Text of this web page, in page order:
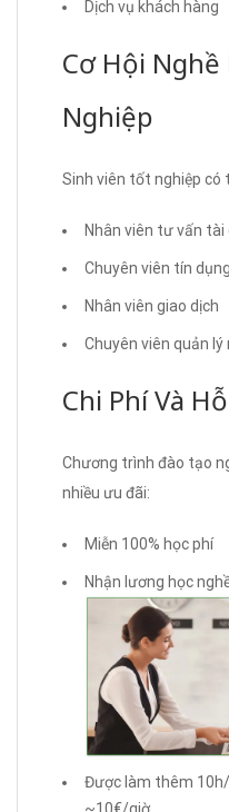
Dịch vụ khách hàng
Cơ Hội
Nghiệp
Sinh viên tốt nghiệp có
Nhân viên tư vấn tài
Chuyên viên tín dụng
Nhân viên giao dịch
Chuyên viên quản lý
Chi Phí Và
Chương trình đào tạo
nhiều ưu đãi:
Miễn 100% học phí
Nhận lương học
Được làm thêm